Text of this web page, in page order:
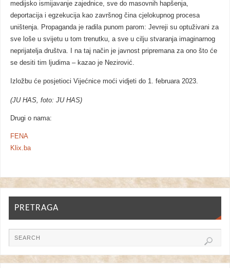
medijsko ismijavanje zajednice, sve do masovnih hapšenja,
deportacija i egzekucija kao završnog čina cjelokupnog procesa
uništenja. Propaganda je radila punom parom: Jevreji su optuživani za
sve loše u svijetu u tom trenutku, a sve u cilju stvaranja imaginarnog
neprijatelja društva. I na taj način je javnost pripremana za ono što će
se desiti tim ljudima – kazao je Nezirović.
Izložbu će posjetioci Vijećnice moći vidjeti do 1. februara 2023.
(JU HAS, foto: JU HAS)
Drugi o nama:
FENA
Klix.ba
PRETRAGA